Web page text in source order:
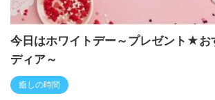
今日はホワイトデー～プレゼント★お
ディア～
癒しの時間